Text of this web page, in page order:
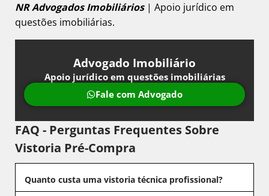
NR Advogados Imobiliários | Apoio jurídico em
questões imobiliárias.
Advogado Imobiliário
Apoio jurídico em questões imobiliárias
Fale com Advogado
FAQ - Perguntas Frequentes Sobre
Vistoria Pré-Compra
Quanto custa uma vistoria técnica profissional?